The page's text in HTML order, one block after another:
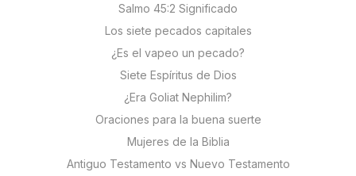
Salmo 45:2 Significado
Los siete pecados capitales
¿Es el vapeo un pecado?
Siete Espíritus de Dios
¿Era Goliat Nephilim?
Oraciones para la buena suerte
Mujeres de la Biblia
Antiguo Testamento vs Nuevo Testamento